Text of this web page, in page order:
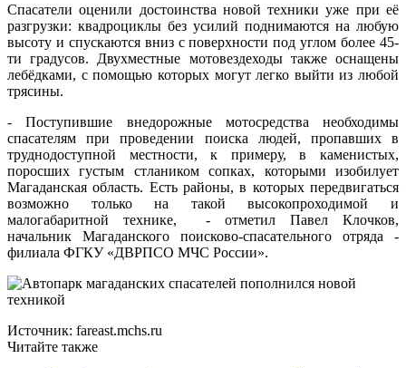
Спасатели оценили достоинства новой техники уже при её
разгрузки: квадроциклы без усилий поднимаются на любую
высоту и спускаются вниз с поверхности под углом более 45-
ти градусов. Двухместные мотовездеходы также оснащены
лебёдками, с помощью которых могут легко выйти из любой
трясины.
- Поступившие внедорожные мотосредства необходимы
спасателям при проведении поиска людей, пропавших в
труднодоступной местности, к примеру, в каменистых,
поросших густым стлаником сопках, которыми изобилует
Магаданская область. Есть районы, в которых передвигаться
возможно только на такой высокопроходимой и
малогабаритной технике, - отметил Павел Клочков,
начальник Магаданского поисково-спасательного отряда -
филиала ФГКУ «ДВРПСО МЧС России».
Источник: fareast.mchs.ru
Читайте также